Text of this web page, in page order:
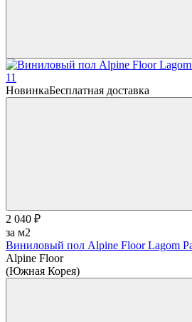
НовинкаБесплатная доставка
2 040 ₽
за м2
Виниловый пол Alpine Floor Lagom
Alpine Floor
(Южная Корея)